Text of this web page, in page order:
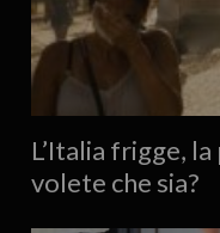
L’Italia frigge,
volete che sia?